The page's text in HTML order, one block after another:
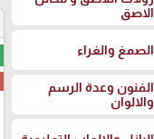
الاصق
الصمغ والغراء
الفنون وعدة الرسم
والالوان